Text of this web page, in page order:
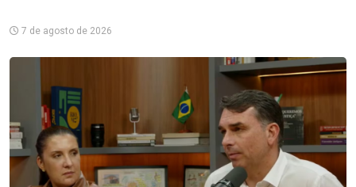
7 de agosto de 2026